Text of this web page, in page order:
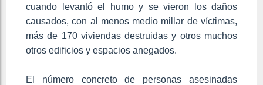
cuando levantó el humo y se vieron los daños
causados, con al menos medio millar de víctimas,
más de 170 viviendas destruidas y otros muchos
otros edificios y espacios anegados.
El número concreto de personas asesinadas